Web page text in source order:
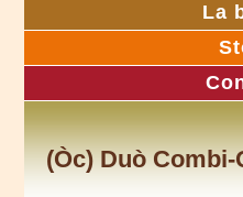
La
(Òc) Duò Combi-